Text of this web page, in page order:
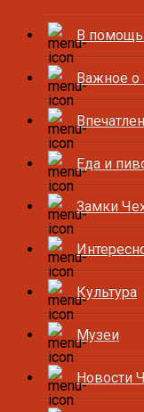
В помощь
Важное о
Еда и
Замки
Культура
Музеи
Новости